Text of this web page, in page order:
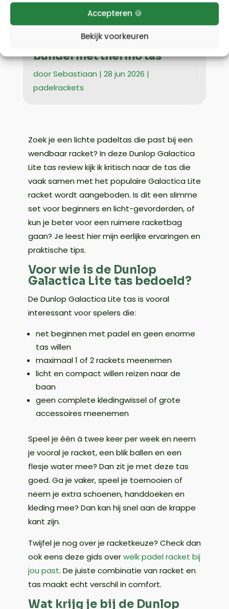
Accepteren 🍪
Bekijk voorkeuren
met thermo tas
Dunlop Galactica Lite plus
tas review: compacte
bundel met thermo tas
doorSebastiaan | 28 jun 2026 |
padelrackets
Zoek je een lichte padeltas die past bij een
wendbaar racket? In deze Dunlop Galactica
Lite tas review kijk ik kritisch naar de tas die
vaak samen met het populaire Galactica Lite
racket wordt aangeboden. Is dit een slimme
set voor beginners en licht-gevorderden, of
kun je beter voor een ruimere racketbag
gaan? Je leest hier mijn eerlijke ervaringen en
praktische tips.
Voor wie is de Dunlop
Galactica Lite tas bedoeld?
De Dunlop Galactica Lite tas is vooral
interessant voor spelers die:
net beginnen met padel en geen enorme
tas willen
maximaal 1 of 2 rackets meenemen
licht en compact willen reizen naar de
baan
geen complete kledingwissel of grote
accessoires meenemen
Speel je één à twee keer per week en neem
je vooral je racket, een blik ballen en een
flesje water mee? Dan zit je met deze tas
goed. Ga je vaker, speel je toernooien of
neem je extra schoenen, handdoeken en
kleding mee? Dan kan hij snel aan de krappe
kant zijn.
Twijfel je nog over je racketkeuze? Check dan
ook eens deze gids overwelk padel racket bij
jou past. De juiste combinatie van racket en
tas maakt echt verschil in comfort.
Wat krijg je bij de Dunlop